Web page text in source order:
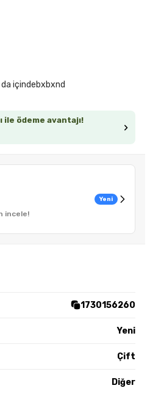
ile ödeme avantajı!
incele!
Yeni
1730156260
Yeni
Çift
Diğer
içindebxbxnd